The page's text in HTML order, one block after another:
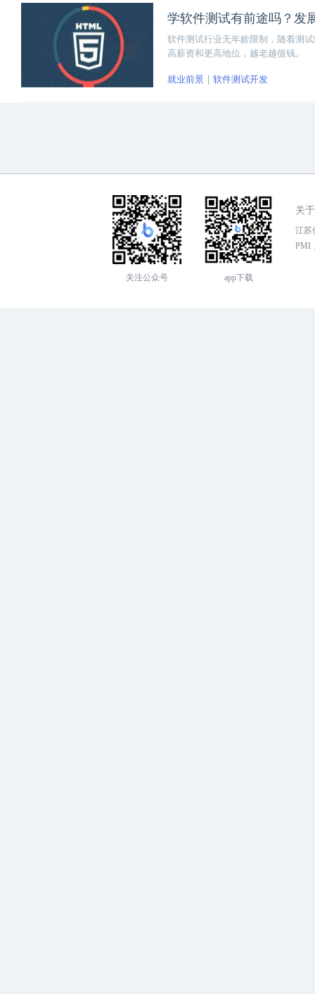
学软件测试有前途吗？发
软件测试行业无年龄限制，随着测
高薪资和更高地位，越老越值钱。
就业前景 软件测试开发
关注公众号 app下载
关
江苏
PMI